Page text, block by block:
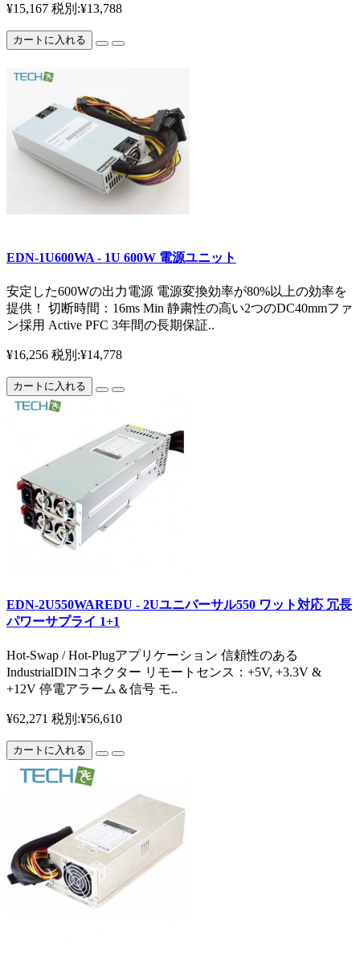
¥15,167 税別:¥13,788
カートに入れる
EDN-1U600WA - 1U 600W 電源ユニット
安定した600Wの出力電源 電源変換効率が80%以上の効率を
提供！ 切断時間：16ms Min 静粛性の高い2つのDC40mmファ
ン採用 Active PFC 3年間の長期保証..
¥16,256 税別:¥14,778
カートに入れる
EDN-2U550WAREDU - 2Uユニバーサル550 ワット対応 冗長
パワーサプライ 1+1
Hot-Swap / Hot-Plugアプリケーション 信頼性のある
IndustrialDINコネクター リモートセンス：+5V, +3.3V &
+12V 停電アラーム＆信号 モ..
¥62,271 税別:¥56,610
カートに入れる